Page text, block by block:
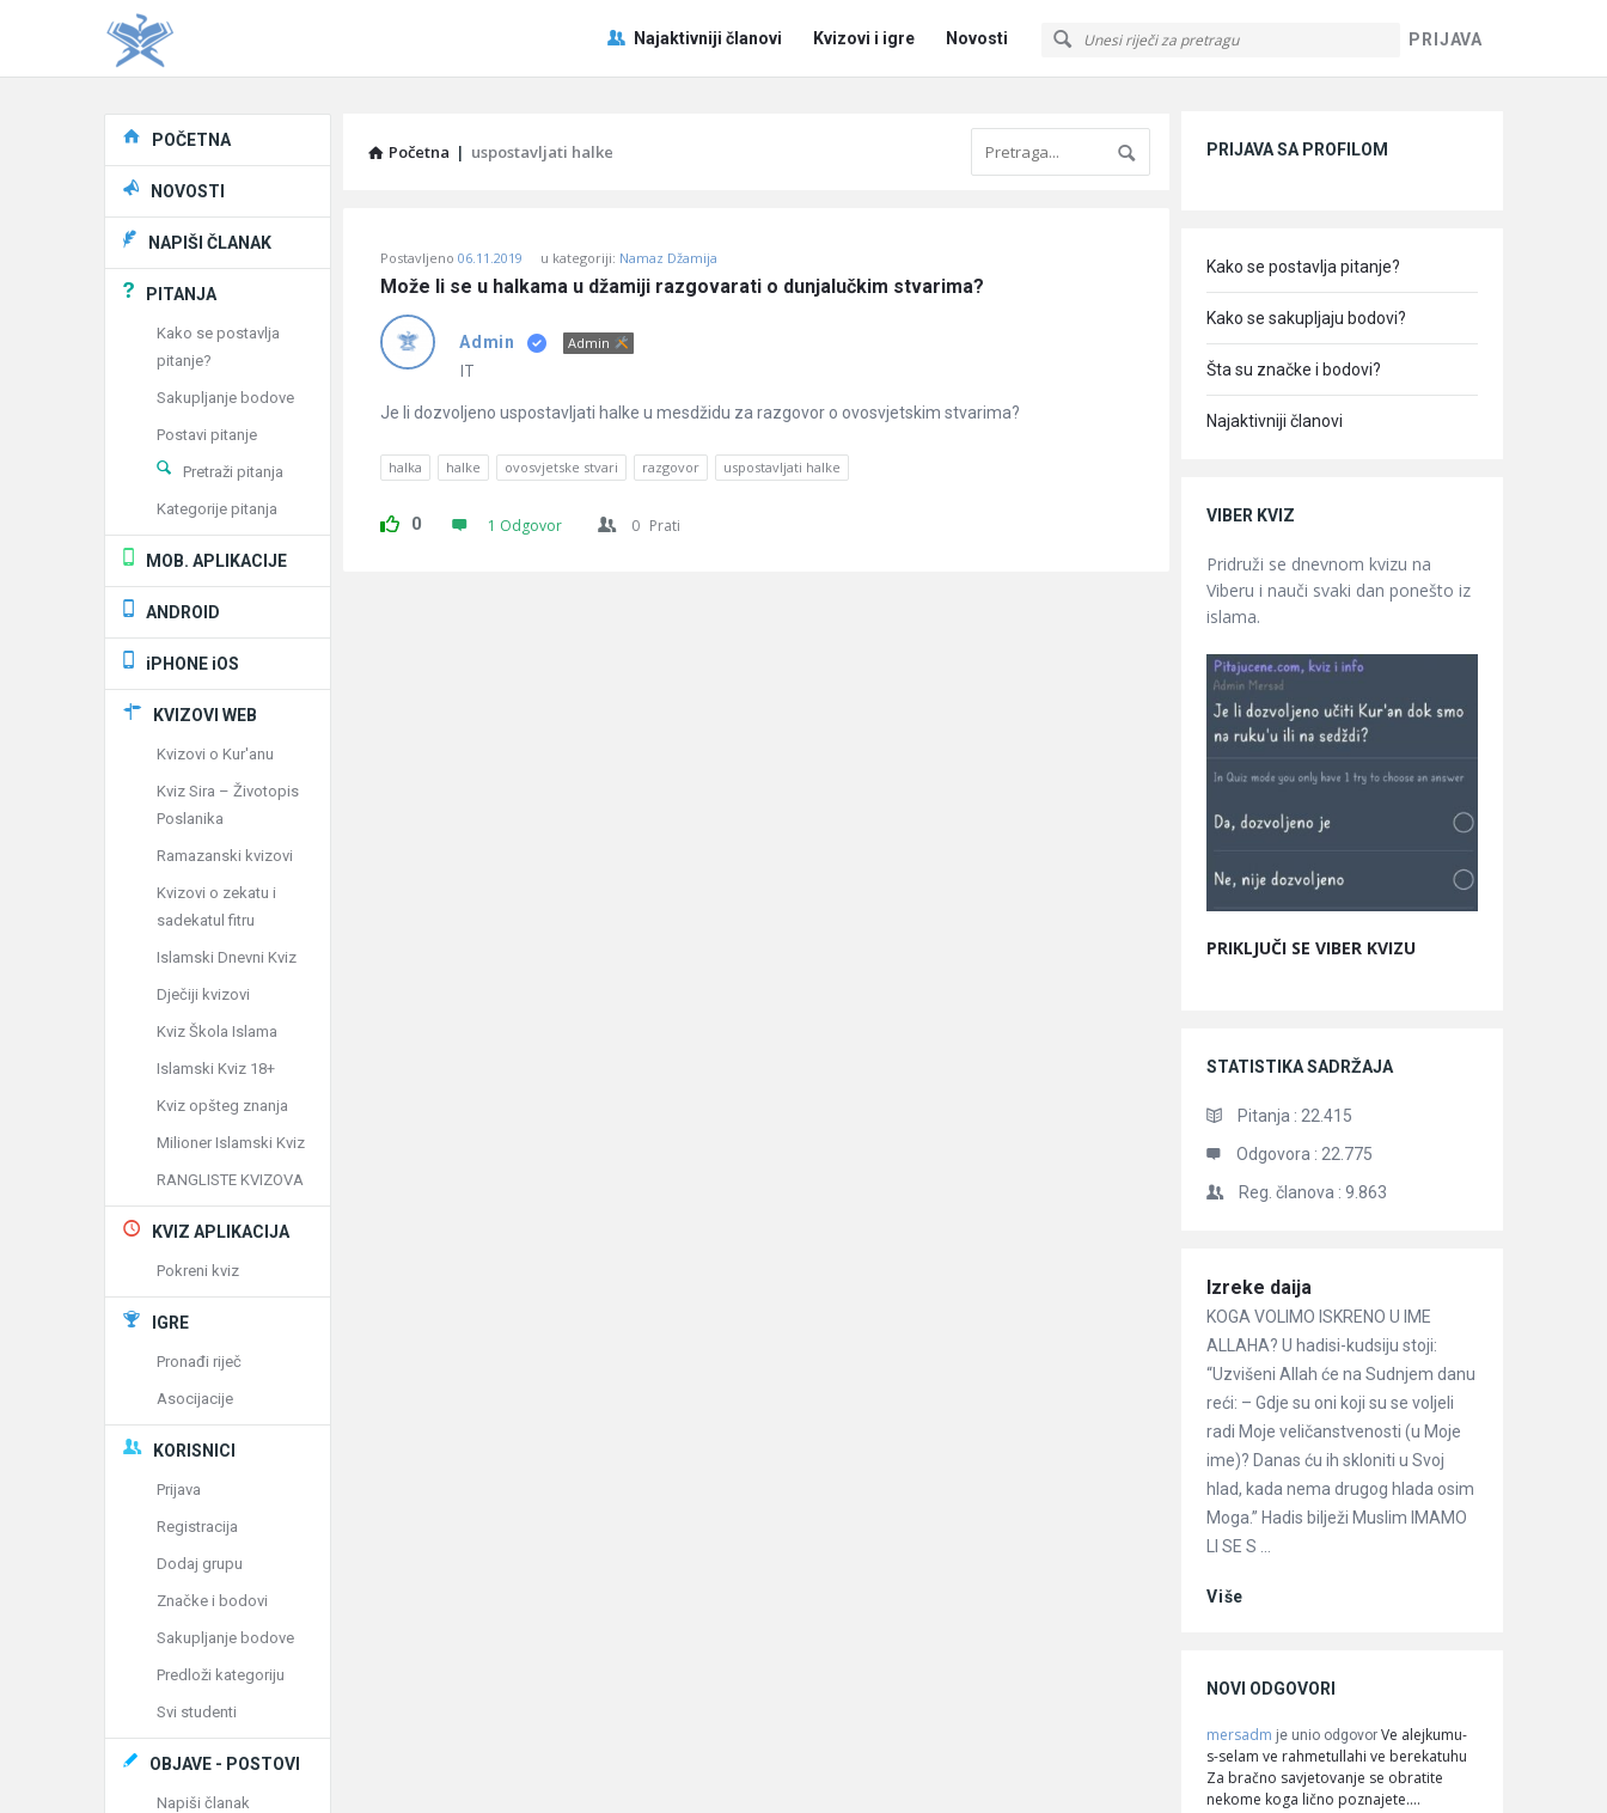
PRIJAVA
Pitaj
Učene
Navigacija
Najaktivniji članovi Kvizovi i igre Novosti
Početna | uspostavljati halke
Učene
Latest
Pitanja
Postavljeno 06.11.2019 u kategoriji: Namaz Džamija
Može li se u halkama u džamiji razgovarati o dunjalučkim stvarima?
Admin Admin
IT
Je li dozvoljeno uspostavljati halke u mesdžidu za razgovor o ovosvjetskim stvarima?
halka halke ovosvjetske stvari razgovor uspostavljati halke
0 1 Odgovor 0 Prati
PRIJAVA SA PROFILOM
Kako se postavlja pitanje?
Kako se sakupljaju bodovi?
Šta su značke i bodovi?
Najaktivniji članovi
VIBER KVIZ
Pridruži se dnevnom kvizu na
Viberu i nauči svaki dan ponešto iz
islama.
PRIKLJUČI SE VIBER KVIZU
STATISTIKA SADRŽAJA
Pitanja : 22.415
Odgovora : 22.775
Reg. članova : 9.863
Članci
Izreke daija
KOGA VOLIMO ISKRENO U IME
ALLAHA? U hadisi-kudsiju stoji:
“Uzvišeni Allah će na Sudnjem danu
reći: – Gdje su oni koji su se voljeli
radi Moje veličanstvenosti (u Moje
ime)? Danas ću ih skloniti u Svoj
hlad, kada nema drugog hlada osim
Moga.” Hadis bilježi Muslim IMAMO
LI SE S ...
Više
NOVI ODGOVORI
mersadm je unio odgovor Ve alejkumu-
s-selam ve rahmetullahi ve berekatuhu
Za bračno savjetovanje se obratite
nekome koga lično poznajete.…
Explore
POČETNA
NOVOSTI
NAPIŠI ČLANAK
PITANJA
Kako se postavlja
pitanje?
Sakupljanje bodove
Postavi pitanje
Pretraži pitanja
Kategorije pitanja
MOB. APLIKACIJE
ANDROID
iPHONE iOS
KVIZOVI WEB
Kvizovi o Kur'anu
Kviz Sira – Životopis
Poslanika
Ramazanski kvizovi
Kvizovi o zekatu i
sadekatul fitru
Islamski Dnevni Kviz
Dječiji kvizovi
Kviz Škola Islama
Islamski Kviz 18+
Kviz opšteg znanja
Milioner Islamski Kviz
RANGLISTE KVIZOVA
KVIZ APLIKACIJA
Pokreni kviz
IGRE
Pronađi riječ
Asocijacije
KORISNICI
Prijava
Registracija
Dodaj grupu
Značke i bodovi
Sakupljanje bodove
Predloži kategoriju
Svi studenti
OBJAVE - POSTOVI
Napiši članak